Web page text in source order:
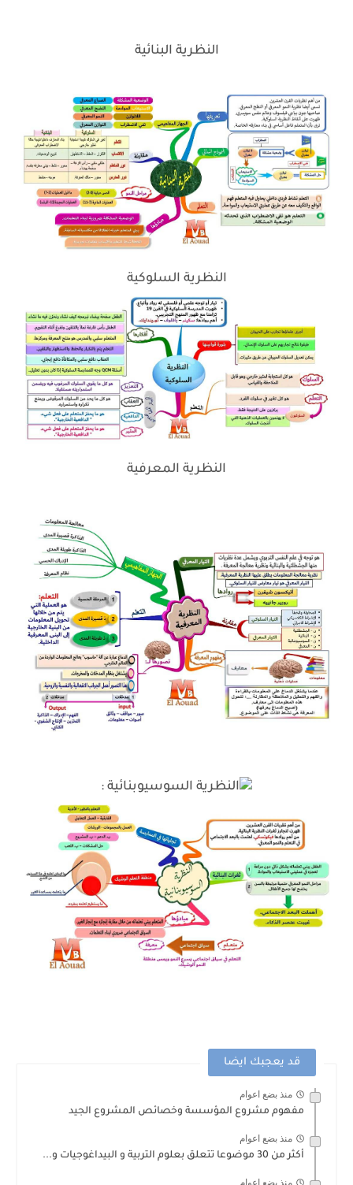
النظرية البنائية
النظرية السلوكية
النظرية المعرفية
النظرية السوسيوبنائية :
قد يعجبك ايضا
منذ بضع اعوام
مفهوم مشروع المؤسسة وخصائص المشروع الجيد
منذ بضع اعوام
أكثر من 30 موضوعا تتعلق بعلوم التربية و البيداغوجيات و...
منذ بضع اعوام